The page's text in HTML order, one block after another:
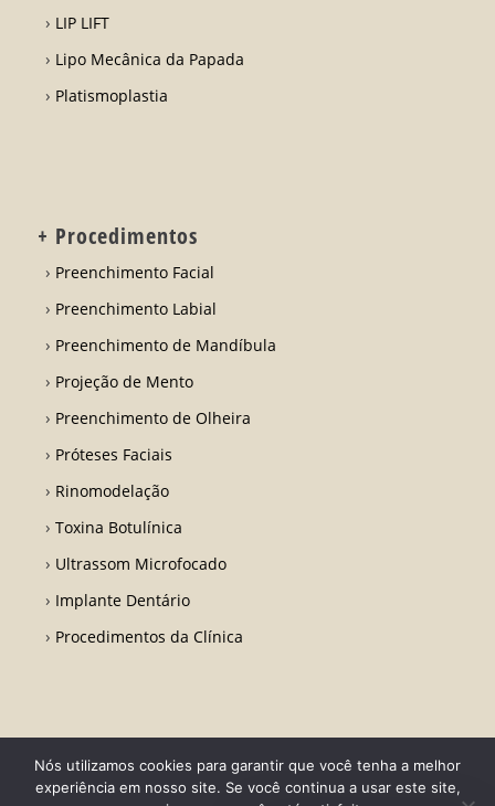
LIP LIFT
Lipo Mecânica da Papada
Platismoplastia
+ Procedimentos
Preenchimento Facial
Preenchimento Labial
Preenchimento de Mandíbula
Projeção de Mento
Preenchimento de Olheira
Próteses Faciais
Rinomodelação
Toxina Botulínica
Ultrassom Microfocado
Implante Dentário
Procedimentos da Clínica
Todos os direitos reservados - Dr. Fabio Ricardo Barros | CRO RJ 31728-
Desenvolvido por LA Comunicações
Nós utilizamos cookies para garantir que você tenha a melhor
experiência em nosso site. Se você continua a usar este site,